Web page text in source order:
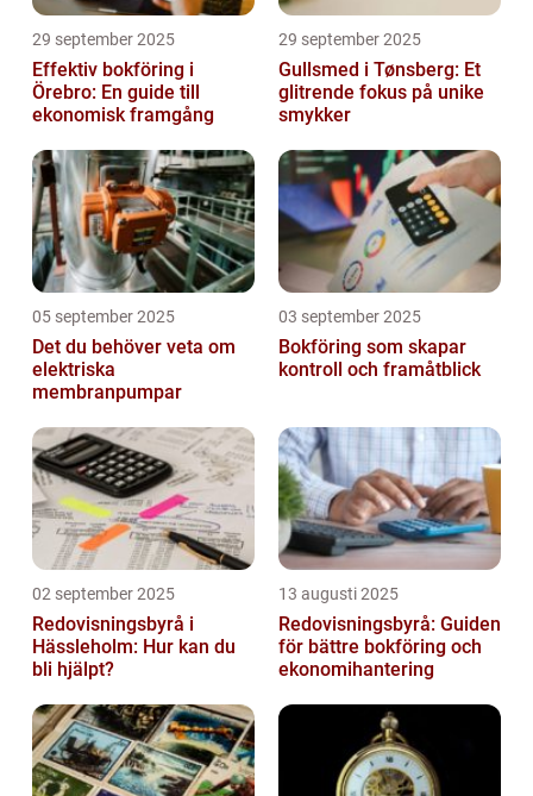
29 september 2025
Effektiv bokföring i
Örebro: En guide till
ekonomisk framgång
29 september 2025
Gullsmed i Tønsberg: Et
glitrende fokus på unike
smykker
05 september 2025
Det du behöver veta om
elektriska
membranpumpar
03 september 2025
Bokföring som skapar
kontroll och framåtblick
02 september 2025
Redovisningsbyrå i
Hässleholm: Hur kan du
bli hjälpt?
13 augusti 2025
Redovisningsbyrå: Guiden
för bättre bokföring och
ekonomihantering